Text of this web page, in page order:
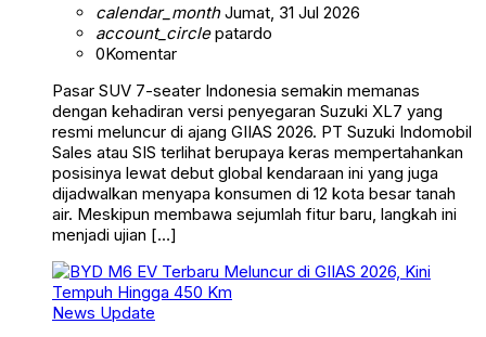
calendar_monthJumat, 31 Jul 2026
account_circlepatardo
0Komentar
Pasar SUV 7-seater Indonesia semakin memanas
dengan kehadiran versi penyegaran Suzuki XL7 yang
resmi meluncur di ajang GIIAS 2026. PT Suzuki Indomobil
Sales atau SIS terlihat berupaya keras mempertahankan
posisinya lewat debut global kendaraan ini yang juga
dijadwalkan menyapa konsumen di 12 kota besar tanah
air. Meskipun membawa sejumlah fitur baru, langkah ini
menjadi ujian […]
News Update